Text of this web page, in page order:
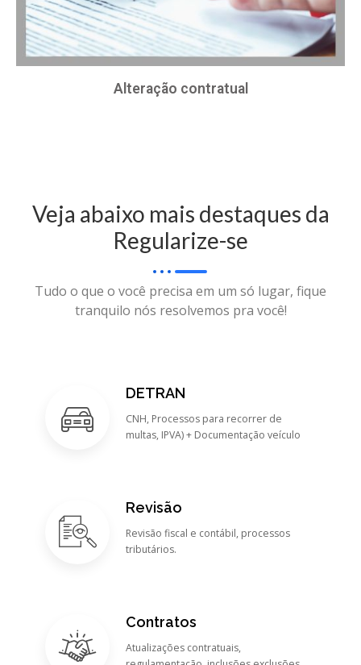
Alteração contratual
Veja abaixo mais destaques da
Regularize-se
Tudo o que o você precisa em um só lugar, fique
tranquilo nós resolvemos pra você!
DETRAN
CNH, Processos para recorrer de
multas, IPVA) + Documentação veículo
Revisão
Revisão fiscal e contábil, processos
tributários.
Contratos
Atualizações contratuais,